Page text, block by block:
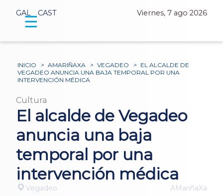
GAL CAST Viernes, 7 ago 2026
☰
INICIO > AMARIÑAXA > VEGADEO > EL ALCALDE DE
VEGADEO ANUNCIA UNA BAJA TEMPORAL POR UNA
INTERVENCIÓN MÉDICA
Cultura
El alcalde de Vegadeo
anuncia una baja
temporal por una
intervención médica
Vegadeo AMariñaXa